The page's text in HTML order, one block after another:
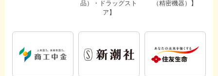
品）・ドラッグスト
ア】
（精密機器）】